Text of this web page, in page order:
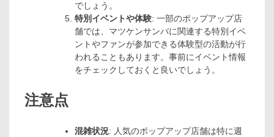
でしょう。
特別イベントや体験: 一部のポップアップ店
舗では、マツケンサンバに関連する特別イベ
ントやファンが参加できる体験型の活動が行
われることもあります。事前にイベント情報
をチェックしておくと良いでしょう。
注意点
混雑状況: 人気のポップアップ店舗は特に週